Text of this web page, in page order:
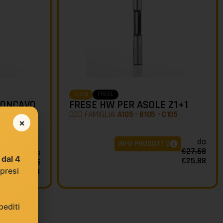
da
€
51,95
€
35,84
KLEIN FRESE
FRESE HW PER ASOLE Z1+1
COD FAMIGLIA: A105 - B105 - C105
da
€27,68
€25,88
INFO PRODOTTO
×
dal 4